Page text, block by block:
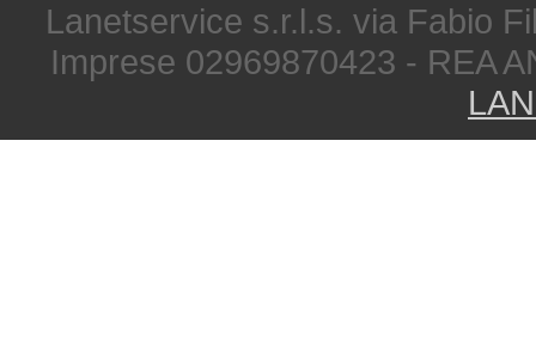
Lanetservice s.r.l.s. via Fabio
Imprese 02969870423 - REA